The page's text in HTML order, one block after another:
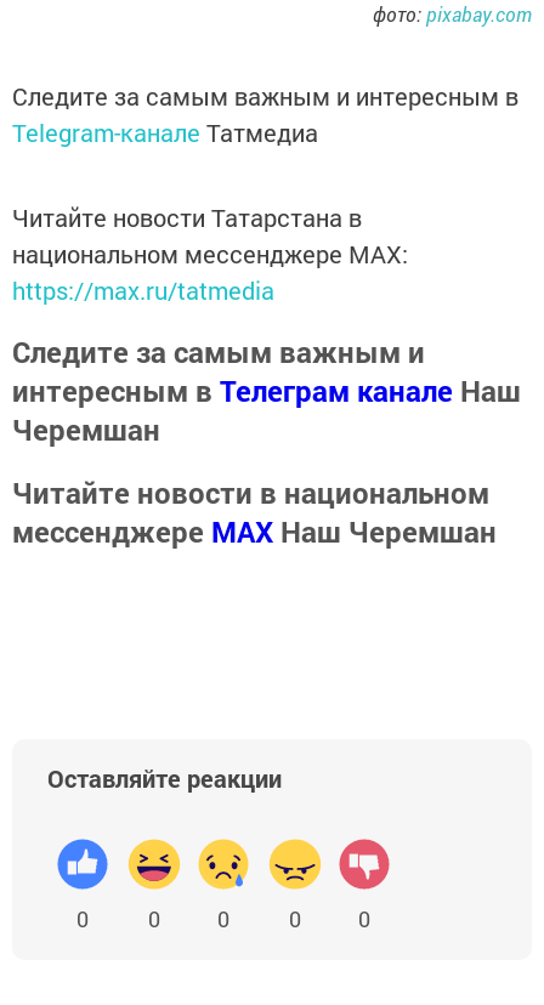
фото:pixabay.com
Следите за самым важным и интересным в
Telegram-канале Татмедиа
Читайте новости Татарстана в
национальном мессенджере MАХ:
https://max.ru/tatmedia
Следите за самым важным и
интересным в Телеграм канале Наш
Черемшан
Читайте новости в национальном
мессенджере MАХ Наш Черемшан
Оставляйте реакции
0 0 0 0 0